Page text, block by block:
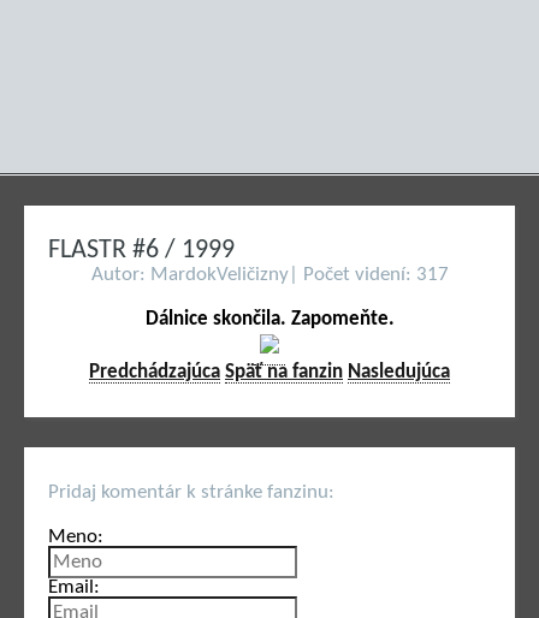
FLASTR #6 / 1999
Autor: MardokVeličizny| Počet videní: 317
Dálnice skončila. Zapomeňte.
Predchádzajúca Späť na fanzin Nasledujúca
Pridaj komentár k stránke fanzinu:
Meno:
Email: